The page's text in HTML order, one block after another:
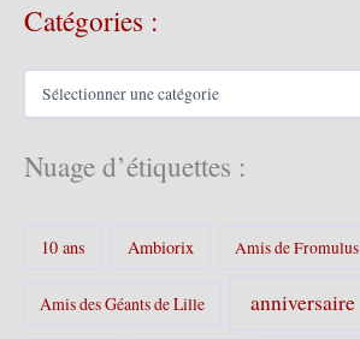
h
s
Catégories :
C
g
Nuage d’étiquettes :
10 ans Ambiorix Amis de Fromulus
Amis des Géants de Lille anniversaire